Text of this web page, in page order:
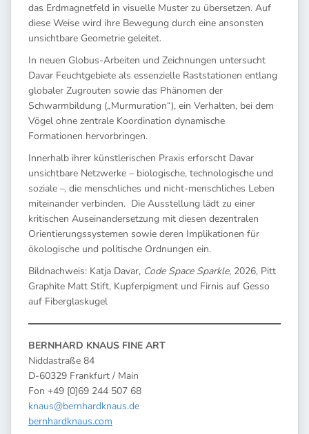
das Erdmagnetfeld in visuelle Muster zu übersetzen. Auf
diese Weise wird ihre Bewegung durch eine ansonsten
unsichtbare Geometrie geleitet.
In neuen Globus-Arbeiten und Zeichnungen untersucht
Davar Feuchtgebiete als essenzielle Raststationen entlang
globaler Zugrouten sowie das Phänomen der
Schwarmbildung („Murmuration“), ein Verhalten, bei dem
Vögel ohne zentrale Koordination dynamische
Formationen hervorbringen.
Innerhalb ihrer künstlerischen Praxis erforscht Davar
unsichtbare Netzwerke – biologische, technologische und
soziale –, die menschliches und nicht-menschliches Leben
miteinander verbinden. Die Ausstellung lädt zu einer
kritischen Auseinandersetzung mit diesen dezentralen
Orientierungssystemen sowie deren Implikationen für
ökologische und politische Ordnungen ein.
Bildnachweis: Katja Davar, Code Space Sparkle, 2026, Pitt
Graphite Matt Stift, Kupferpigment und Firnis auf Gesso
auf Fiberglaskugel
BERNHARD KNAUS FINE ART
Niddastraße 84
D-60329 Frankfurt / Main
Fon +49 [0]69 244 507 68
knaus@bernhardknaus.de
bernhardknaus.com